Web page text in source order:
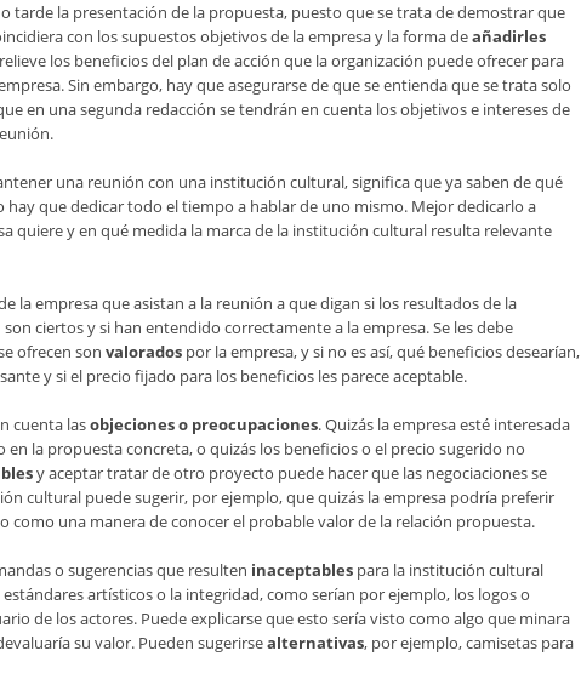
tarde la presentación de la propuesta, puesto que se trata de demostrar que
con los supuestos objetivos de la empresa y la forma deañadirles
los beneficios del plan de acción que la organización puede ofrecer para
Sin embargo, hay que asegurarse de que se entienda que se trata solo
en una segunda redacción se tendrán en cuenta los objetivos e intereses de
una reunión con una institución cultural, significa que ya saben de qué
hay que dedicar todo el tiempo a hablar de uno mismo. Mejor dedicarlo a
quiere y en qué medida la marca de la institución cultural resulta relevante
la empresa que asistan a la reunión a que digan si los resultados de la
ciertos y si han entendido correctamente a la empresa. Se les debe
ofrecen son valorados por la empresa, y si no es así, qué beneficios desearían,
y si el precio fijado para los beneficios les parece aceptable.
cuenta lasobjeciones o preocupaciones. Quizás la empresa esté interesada
la propuesta concreta, o quizás los beneficios o el precio sugerido no
y aceptar tratar de otro proyecto puede hacer que las negociaciones se
cultural puede sugerir, por ejemplo, que quizás la empresa podría preferir
como una manera de conocer el probable valor de la relación propuesta.
o sugerencias que resulten inaceptables para la institución cultural
artísticos o la integridad, como serían por ejemplo, los logos o
de los actores. Puede explicarse que esto sería visto como algo que minara
su valor. Pueden sugerirsealternativas, por ejemplo, camisetas para